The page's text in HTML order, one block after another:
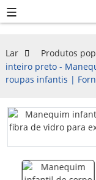
Lar Produtos
inteiro preto -
roupas infantis |